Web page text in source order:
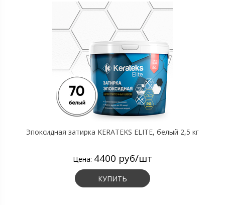
Эпоксидная затирка KERATEKS ELITE, белый 2,5 кг
Цена: 4400 руб/шт
КУПИТЬ